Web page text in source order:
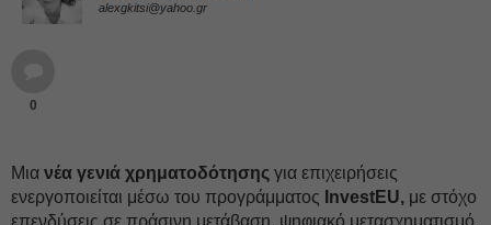
alexgkitsi@yahoo.gr
0
Μια νέα γενιά χρηματοδότησης για επιχειρήσεις
ενεργοποιείται μέσω του προγράμματος InvestEU, με στόχο
επενδύσεις σε πράσινη μετάβαση, ψηφιακό μετασχηματισμό,